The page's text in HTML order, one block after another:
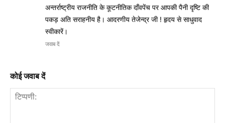
अन्तर्राष्ट्रीय राजनीति के कूटनीतिक दाँवपेंच पर आपकी पैनी दृष्टि की
पकड़ अति सराहनीय है। आदरणीय तेजेन्द्र जी ! हृदय से साधुवाद
स्वीकारें।
जवाब दें
कोई जवाब दें